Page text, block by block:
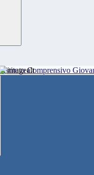
Istituto Comprensivo